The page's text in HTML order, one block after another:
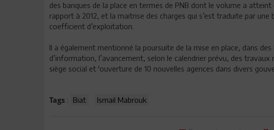
des banques de la place en termes de PNB dont le volume a
rapport à 2012, et la maitrise des charges qui s’est traduite par une
coefficient d’exploitation.
Il a également mentionné la poursuite de la mise en place, dans
d’information, l’avancement, selon le calendrier prévu, des
siège social et 'ouverture de 10 nouvelles agences dans divers
Tags : Biat Ismail Mabrouk